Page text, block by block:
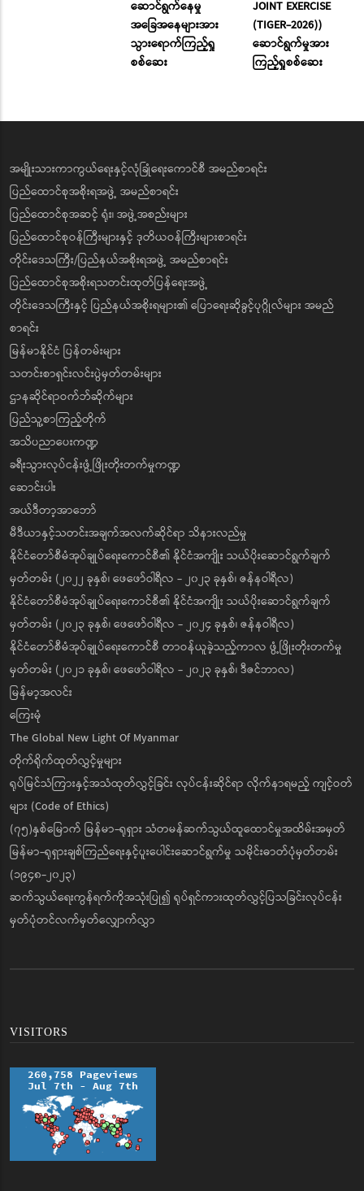
ဆောင်ရွက်နေမှု
အခြေအနေများအား
သွားရောက်ကြည့်ရှု
စစ်ဆေး
JOINT EXERCISE
(TIGER-2026))
ဆောင်ရွက်မှုအား
ကြည့်ရှုစစ်ဆေး
အမျိုးသားကာကွယ်ရေးနှင့်လုံခြုံရေးကောင်စီ အမည်စာရင်း
ပြည်ထောင်စုအစိုးရအဖွဲ့ အမည်စာရင်း
ပြည်ထောင်စုအဆင့် ရုံး၊ အဖွဲ့အစည်းများ
ပြည်ထောင်စုဝန်ကြီးများနှင့် ဒုတိယဝန်ကြီးများစာရင်း
တိုင်းဒေသကြီး/ပြည်နယ်အစိုးရအဖွဲ့ အမည်စာရင်း
ပြည်ထောင်စုအစိုးရသတင်းထုတ်ပြန်ရေးအဖွဲ့
တိုင်းဒေသကြီးနှင့် ပြည်နယ်အစိုးရများ၏ ပြောရေးဆိုခွင့်ပုဂ္ဂိုလ်များ အမည်
စာရင်း
မြန်မာနိုင်ငံ ပြန်တမ်းများ
သတင်းစာရှင်းလင်းပွဲမှတ်တမ်းများ
ဌာနဆိုင်ရာဝက်ဘ်ဆိုက်များ
ပြည်သူ့စာကြည့်တိုက်
အသိပညာပေးကဏ္ဍ
ခရီးသွားလုပ်ငန်းဖွံ့ဖြိုးတိုးတက်မှုကဏ္ဍ
ဆောင်းပါး
အယ်ဒီတာ့အာဘော်
မီဒီယာနှင့်သတင်းအချက်အလက်ဆိုင်ရာ သိနားလည်မှု
နိုင်ငံတော်စီမံအုပ်ချုပ်ရေးကောင်စီ၏ နိုင်ငံအကျိုး သယ်ပိုးဆောင်ရွက်ချက်
မှတ်တမ်း (၂၀၂၂ ခုနှစ်၊ ဖေဖော်ဝါရီလ - ၂၀၂၃ ခုနှစ်၊ ဇန်နဝါရီလ)
နိုင်ငံတော်စီမံအုပ်ချုပ်ရေးကောင်စီ၏ နိုင်ငံအကျိုး သယ်ပိုးဆောင်ရွက်ချက်
မှတ်တမ်း (၂၀၂၃ ခုနှစ်၊ ဖေဖော်ဝါရီလ - ၂၀၂၄ ခုနှစ်၊ ဇန်နဝါရီလ)
နိုင်ငံတော်စီမံအုပ်ချုပ်ရေးကောင်စီ တာဝန်ယူခဲ့သည့်ကာလ ဖွံ့ဖြိုးတိုးတက်မှု
မှတ်တမ်း (၂၀၂၁ ခုနှစ်၊ ဖေဖော်ဝါရီလ - ၂၀၂၃ ခုနှစ်၊ ဒီဇင်ဘာလ)
မြန်မာ့အလင်း
ကြေးမုံ
The Global New Light Of Myanmar
တိုက်ရိုက်ထုတ်လွှင့်မှုများ
ရုပ်မြင်သံကြားနှင့်အသံထုတ်လွှင့်ခြင်း လုပ်ငန်းဆိုင်ရာ လိုက်နာရမည့် ကျင့်ဝတ်
များ (Code of Ethics)
(၇၅)နှစ်မြောက် မြန်မာ-ရုရှား သံတမန်ဆက်သွယ်ထူထောင်မှုအထိမ်းအမှတ်
မြန်မာ-ရုရှားချစ်ကြည်ရေးနှင့်ပူးပေါင်းဆောင်ရွက်မှု သမိုင်းဓာတ်ပုံမှတ်တမ်း
(၁၉၄၈-၂၀၂၃)
ဆက်သွယ်ရေးကွန်ရက်ကိုအသုံးပြု၍ ရုပ်ရှင်ကားထုတ်လွှင့်ပြသခြင်းလုပ်ငန်း
မှတ်ပုံတင်လက်မှတ်လျှောက်လွှာ
VISITORS